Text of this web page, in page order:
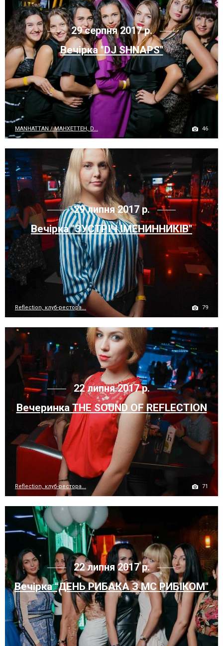
29 серпня 2017 р.
Вечірка "DJ SHNAPS"
MANHATTAN / МАНХЕТТЕН, D... 46
29 липня 2017 р.
Вечірка "ЗУСТРІЧ ІМЕНИННИКІВ"
Reflection, клуб-рестора... 79
22 липня 2017 р.
Вечеринка THE SOUND OF REFLECTION
Reflection, клуб-рестора... 71
22 липня 2017 р.
Вечірка "ДЕНЬ РИБАКА З МС РИБІКОМ"